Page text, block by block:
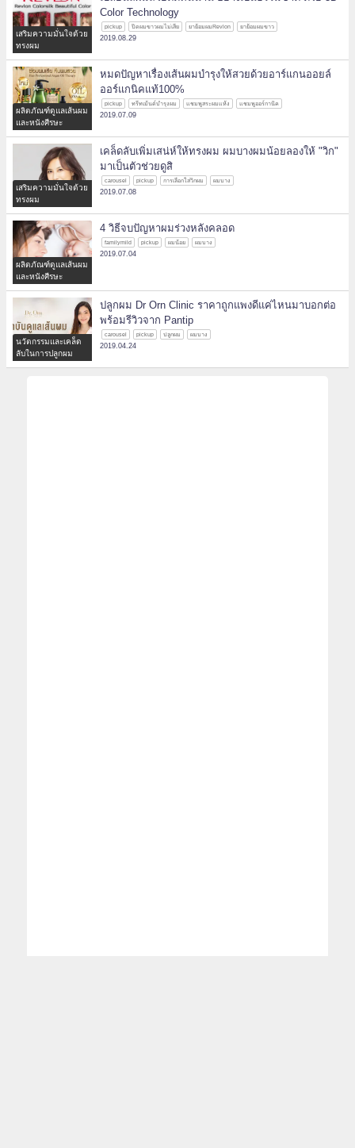
เสริมความมั่นใจด้วย
ทรงผม
Color Technology
pickup ปิดผมขาวผมไม่เสีย ยาย้อมผมRevlon ยาย้อมผมขาว
2019.08.29
ผลิตภัณฑ์ดูแลเส้นผม
และหนังศีรษะ
หมดปัญหาเรื่องเส้นผมบำรุงให้สวยด้วยอาร์แกนออยล์
ออร์แกนิคแท้100%
pickup ทรีทเม้นต์บำรุงผม แชมพูสระผมแห้ง แชมพูออร์กานิค
2019.07.09
เสริมความมั่นใจด้วย
ทรงผม
เคล็ดลับเพิ่มเสน่ห์ให้ทรงผม ผมบางผมน้อยลองให้ "วิก"
มาเป็นตัวช่วยดูสิ
carousel pickup การเลือกใส่วิกผม ผมบาง
2019.07.08
ผลิตภัณฑ์ดูแลเส้นผม
และหนังศีรษะ
4 วิธีจบปัญหาผมร่วงหลังคลอด
familymild pickup ผมน้อย ผมบาง
2019.07.04
นวัตกรรมและเคล็ด
ลับในการปลูกผม
ปลูกผม Dr Orn Clinic ราคาถูกแพงดีแค่ไหนมาบอกต่อ
พร้อมรีวิวจาก Pantip
carousel pickup ปลูกผม ผมบาง
2019.04.24